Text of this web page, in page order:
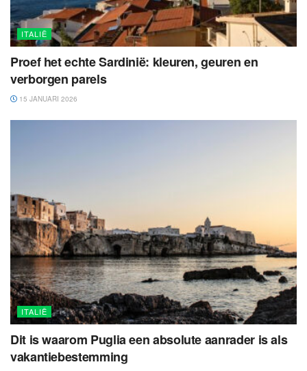
ITALIË
Proef het echte Sardinië: kleuren, geuren en
verborgen parels
15 JANUARI 2026
ITALIË
Dit is waarom Puglia een absolute aanrader is als
vakantiebestemming